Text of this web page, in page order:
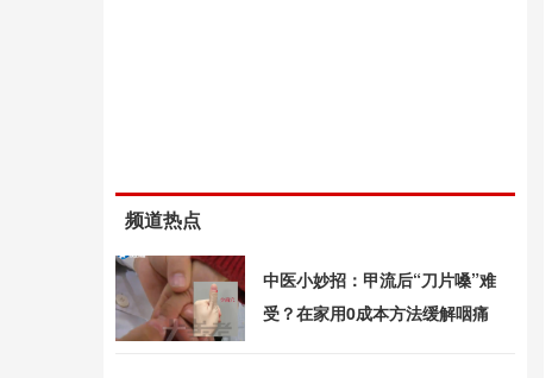
频道热点
中医小妙招：甲流后“刀片嗓”难
受？在家用0成本方法缓解咽痛